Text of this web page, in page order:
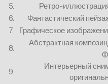
5.
Ретро-
6.
Фантастический
7.
Графическое
8.
Абстрактная
9.
Интерьерный